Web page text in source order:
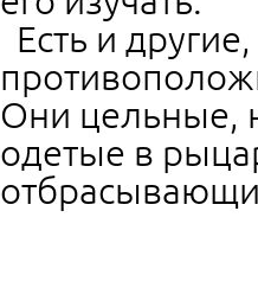
Есть и
Они цельные,
одетые в